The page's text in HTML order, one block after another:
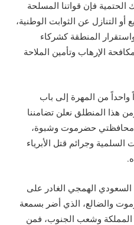
الحتمية فإن قواتنا المسلحة
التنازل عن الثوابت الوطنية،
المنطقة كشركاء
الإرهاب وتأمين الملاحة
من المهرة إلى باب
هذا المنطلق نعلن تضامننا
محافظتي حضرموت وشبوة،
وجرائم قتل الأبرياء
السعودي الهمجي الغادر على
والضالع، الذي أضر بسمعة
المملكة وشعب الجنوب، فمن